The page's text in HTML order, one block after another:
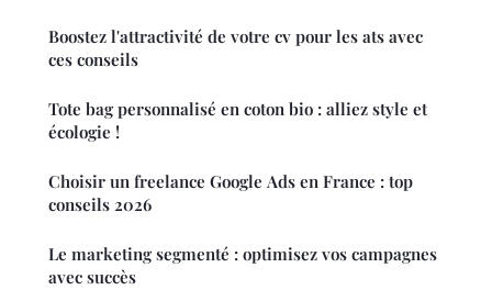
Boostez l'attractivité de votre cv pour les ats avec
ces conseils
Tote bag personnalisé en coton bio : alliez style et
écologie !
Choisir un freelance Google Ads en France : top
conseils 2026
Le marketing segmenté : optimisez vos campagnes
avec succès